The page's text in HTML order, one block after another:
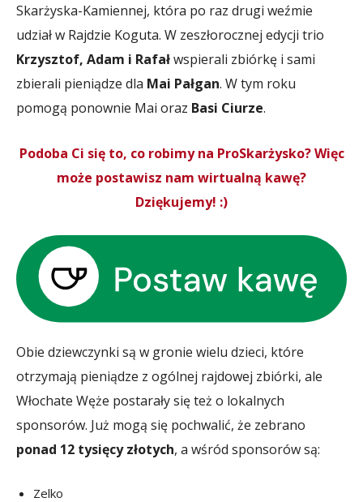
Skarżyska-Kamiennej, która po raz drugi weźmie
udział w Rajdzie Koguta. W zeszłorocznej edycji trio
Krzysztof, Adam i Rafałwspierali zbiórkę i sami
zbierali pieniądze dla Mai Pałgan. W tym roku
pomogą ponownie Mai oraz Basi Ciurze.
Podoba Ci się to, co robimy na ProSkarżysko? Więc
może postawisz nam wirtualną kawę?
Dziękujemy! :)
Obie dziewczynki są w gronie wielu dzieci, które
otrzymają pieniądze z ogólnej rajdowej zbiórki, ale
Włochate Węże postarały się też o lokalnych
sponsorów. Już mogą się pochwalić, że zebrano
ponad 12 tysięcy złotych, a wśród sponsorów są:
Zelko